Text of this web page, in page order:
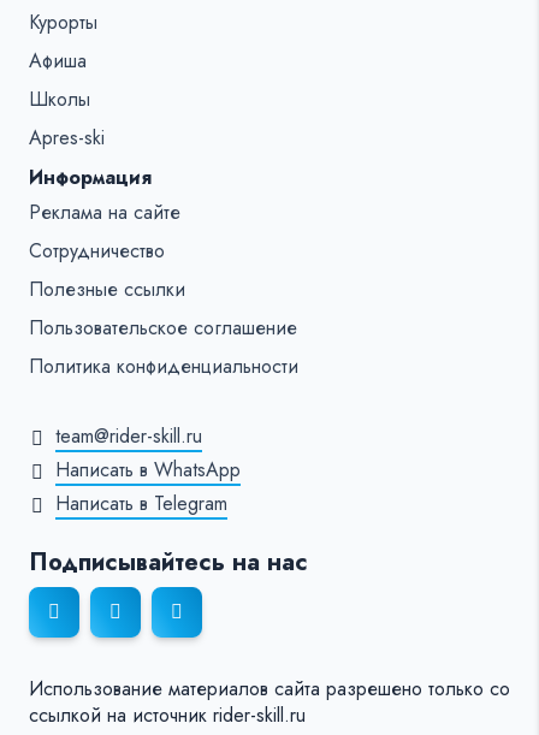
Курорты
Афиша
Школы
Apres-ski
Информация
Реклама на сайте
Сотрудничество
Полезные ссылки
Пользовательское соглашение
Политика конфиденциальности
team@rider-skill.ru
Написать в WhatsApp
Написать в Telegram
Подписывайтесь на нас
Использование материалов сайта разрешено только со
ссылкой на источник rider-skill.ru